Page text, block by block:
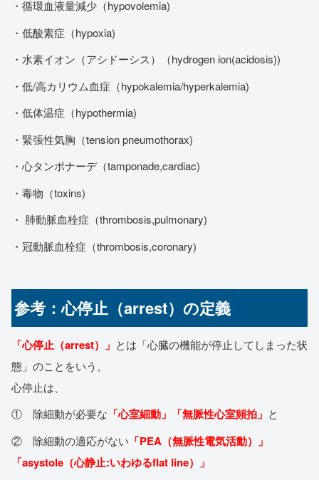
・循環血液量減少（hypovolemia)
・低酸素症（hypoxia)
・水素イオン（アシドーシス）（hydrogen ion(acidosis))
・低/高カリウム血症（hypokalemia/hyperkalemia)
・低体温症（hypothermia)
・緊張性気胸（tension pneumothorax)
・心タンポナーデ（tamponade,cardiac)
・毒物（toxins)
・ 肺動脈血栓症（thrombosis,pulmonary)
・冠動脈血栓症（thrombosis,coronary)
参考：心停止（arrest）の定義
「心停止（arrest）」 とは「心臓の機能が停止してしまった状
態」のことをいう。
心停止は、
① 除細動が必要な 「心室細動」「無脈性心室頻拍」 と
② 除細動の適応がない 「PEA（無脈性電気活動）」
「asystole（心静止:いわゆるflat line）」